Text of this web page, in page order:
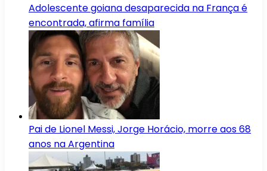
Adolescente goiana desaparecida na França é
encontrada, afirma família
Pai de Lionel Messi, Jorge Horácio, morre aos 68
anos na Argentina